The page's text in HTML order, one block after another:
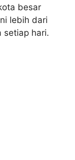
besar
lebih dari
setiap hari.